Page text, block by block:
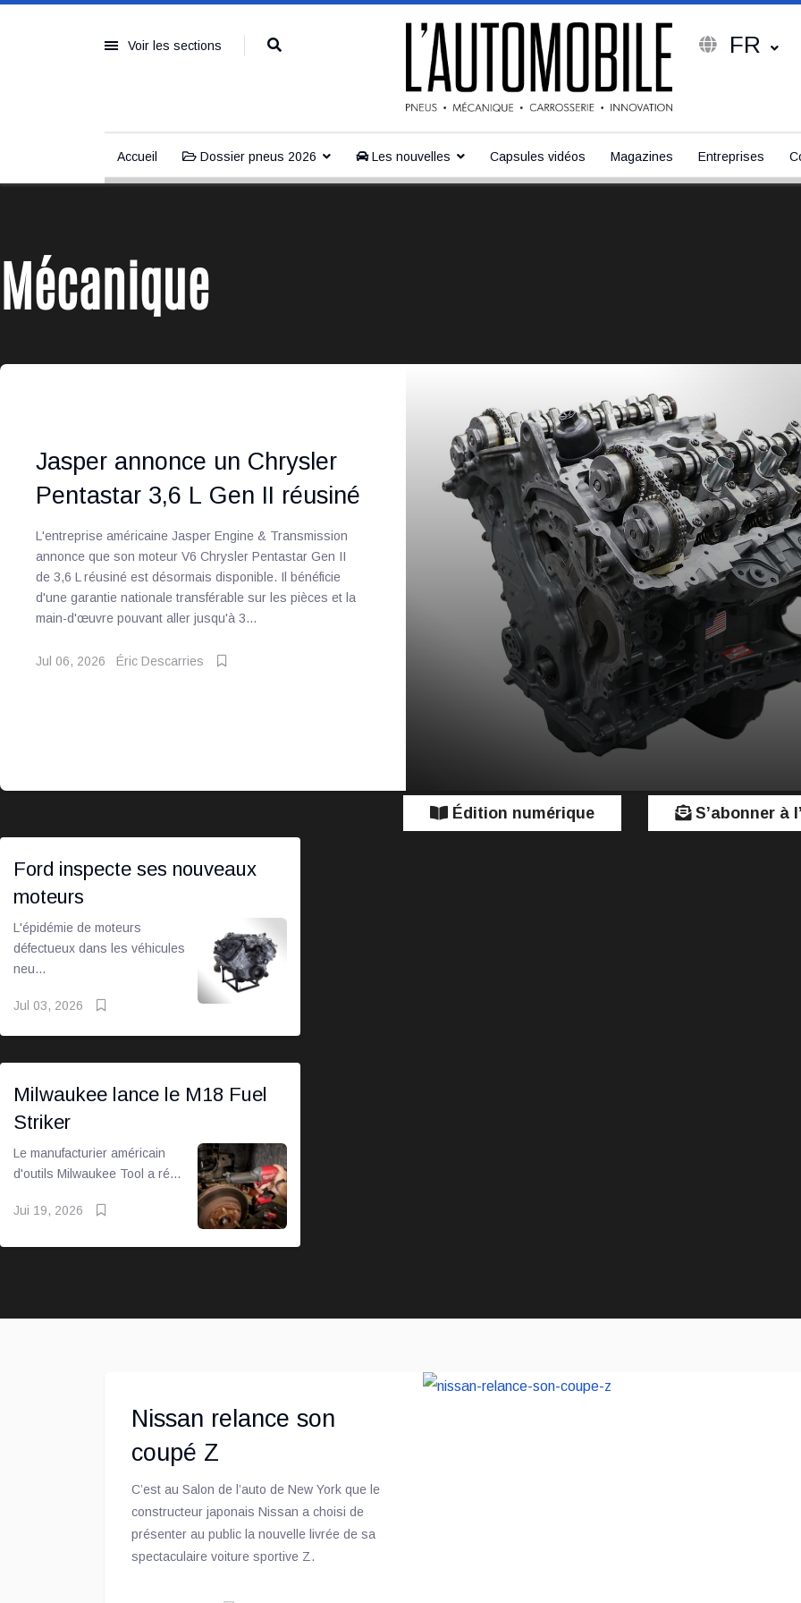
Voir les sections FR
Accueil Dossier pneus 2026 Les nouvelles Capsules vidéos Magazines Entreprises
Mécanique
Jasper annonce un Chrysler
Pentastar 3,6 L Gen II réusiné
L'entreprise américaine Jasper Engine & Transmission
annonce que son moteur V6 Chrysler Pentastar Gen II
de 3,6 L réusiné est désormais disponible. Il bénéficie
d'une garantie nationale transférable sur les pièces et la
main-d'œuvre pouvant aller jusqu'à 3...
Jul 06, 2026 Éric Descarries
Édition numérique S’abonner à
Ford inspecte ses nouveaux
moteurs
L'épidémie de moteurs
défectueux dans les véhicules
neu...
Jul 03, 2026
Milwaukee lance le M18 Fuel
Striker
Le manufacturier américain
d'outils Milwaukee Tool a ré...
Jui 19, 2026
Nissan relance son
coupé Z
C’est au Salon de l’auto de New York que le
constructeur japonais Nissan a choisi de
présenter au public la nouvelle livrée de sa
spectaculaire voiture sportive Z.